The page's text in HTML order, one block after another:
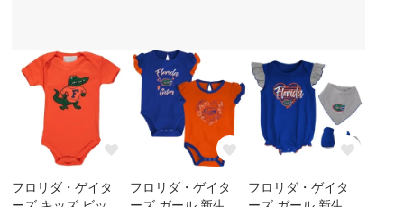
フロリダ・ゲイタ
フロリダ・ゲイタ
フロリダ・ゲイタ